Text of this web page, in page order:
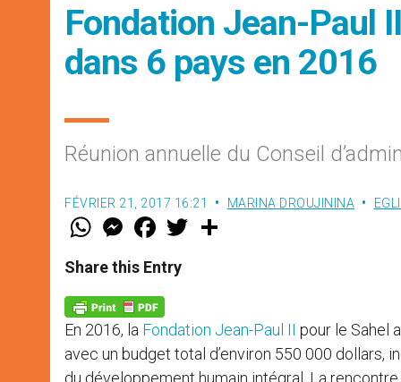
Fondation Jean-Paul
dans 6 pays en 2016
Réunion annuelle du Conseil
FÉVRIER 21, 2017 16:21 MARINA DROUJININA
W
t
s
p
p
M
e
s
e
g
e
r
F
a
e
b
k
w
Share this Entry
En 2016, la Fondation Jean-Paul II pour le Sahel
avec un budget total d’environ 550 000 dollars,
du développement humain intégral. La